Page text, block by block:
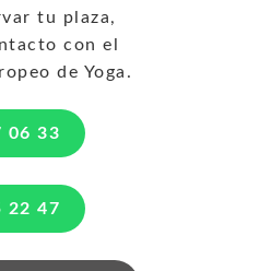
tu plaza,
con el
de Yoga.
06 33
22 47